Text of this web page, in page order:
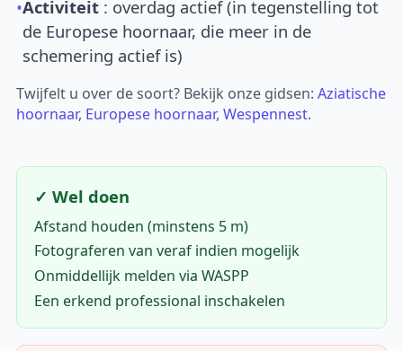
•Activiteit : overdag actief (in tegenstelling tot
de Europese hoornaar, die meer in de
schemering actief is)
Twijfelt u over de soort? Bekijk onze gidsen:Aziatische
hoornaar, Europese hoornaar,Wespennest.
✓ Wel doen
Afstand houden (minstens 5 m)
Fotograferen van veraf indien mogelijk
Onmiddellijk melden via WASPP
Een erkend professional inschakelen